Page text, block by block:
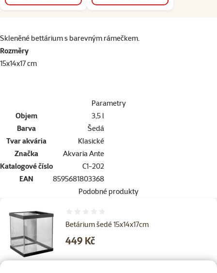
superzoo.product.detail.content
Skleněné bettárium s barevným rámečkem.
Rozměry
15x14x17 cm
Parametry
Objem
3,5 l
Barva
Šedá
Tvar akvária
Klasické
Značka
Akvaria Ante
Katalogové číslo
C1-202
EAN
8595681803368
Podobné produkty
Betárium šedé 15x14x17cm
Cena
449 Kč